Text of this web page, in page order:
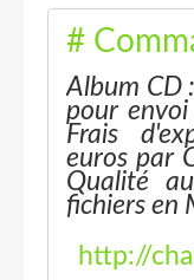
Album CD
pour
Frais
euros par
Qualité
fichiers en